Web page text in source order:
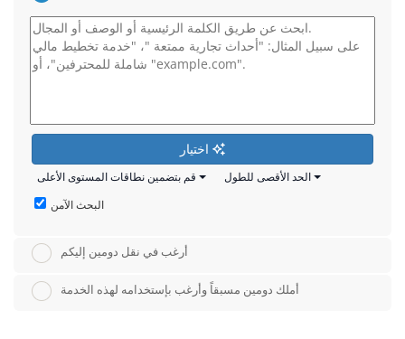
قم بتضمين نطاقات المستوى الأعلى
الحد الأقصى للطول
البحث الآمن
أرغب في نقل دومين إليكم
أملك دومين مسبقاً وأرغب بإستخدامه لهذه الخدمة